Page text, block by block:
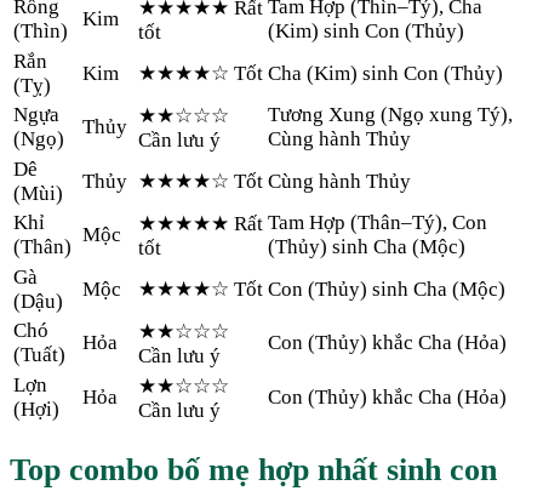
Rồng
(Thìn)
Kim ★★★★★ Rất
tốt
Tam Hợp (Thìn–Tý), Cha
(Kim) sinh Con (Thủy)
Rắn
(Tỵ)
Kim ★★★★☆ Tốt Cha (Kim) sinh Con (Thủy)
Ngựa
(Ngọ)
Thủy ★★☆☆☆
Cần lưu ý
Tương Xung (Ngọ xung Tý),
Cùng hành Thủy
Dê
(Mùi)
Thủy ★★★★☆ Tốt Cùng hành Thủy
Khỉ
(Thân)
Mộc ★★★★★ Rất
tốt
Tam Hợp (Thân–Tý), Con
(Thủy) sinh Cha (Mộc)
Gà
(Dậu)
Mộc ★★★★☆ Tốt Con (Thủy) sinh Cha (Mộc)
Chó
(Tuất)
Hỏa ★★☆☆☆
Cần lưu ý
Con (Thủy) khắc Cha (Hỏa)
Lợn
(Hợi)
Hỏa ★★☆☆☆
Cần lưu ý
Con (Thủy) khắc Cha (Hỏa)
Top combo bố mẹ hợp nhất sinh con